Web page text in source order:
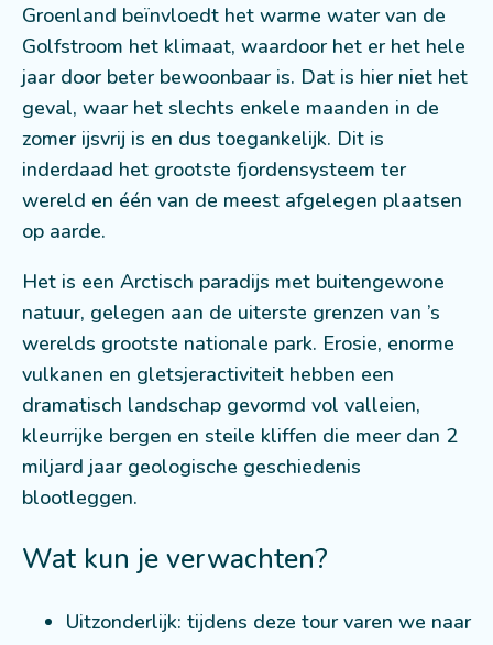
Groenland beïnvloedt het warme water van de
Golfstroom het klimaat, waardoor het er het hele
jaar door beter bewoonbaar is. Dat is hier niet het
geval, waar het slechts enkele maanden in de
zomer ijsvrij is en dus toegankelijk. Dit is
inderdaad het grootste fjordensysteem ter
wereld en één van de meest afgelegen plaatsen
op aarde.
Het is een Arctisch paradijs met buitengewone
natuur, gelegen aan de uiterste grenzen van ’s
werelds grootste nationale park. Erosie, enorme
vulkanen en gletsjeractiviteit hebben een
dramatisch landschap gevormd vol valleien,
kleurrijke bergen en steile kliffen die meer dan 2
miljard jaar geologische geschiedenis
blootleggen.
Wat kun je verwachten?
Uitzonderlijk: tijdens deze tour varen we naar